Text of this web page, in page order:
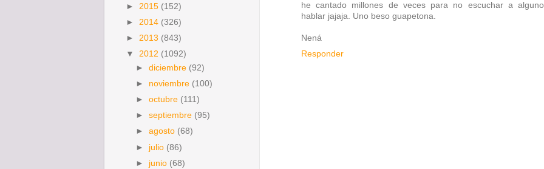
he cantado millones de veces para no escuchar a alguno
hablar jajaja. Uno beso guapetona.
Nená
Responder
► 2015 (152)
► 2014 (326)
► 2013 (843)
▼ 2012 (1092)
►diciembre (92)
► noviembre (100)
►octubre (111)
►septiembre (95)
►agosto (68)
► julio (86)
► junio (68)